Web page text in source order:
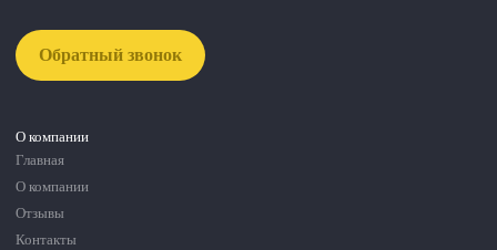
О компании
Главная
О компании
Отзывы
Контакты
Обратный звонок